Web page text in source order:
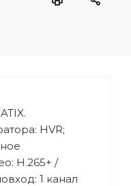
HVR;
H.265+ /
1 канал